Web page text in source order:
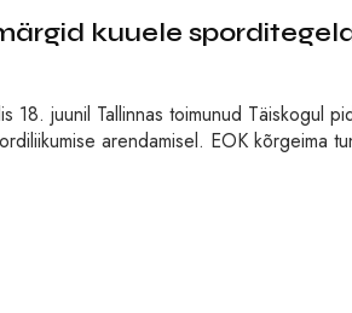
kuuele
18. juunil Tallinnas toimunud Täiskogul
arendamisel. EOK kõrgeima